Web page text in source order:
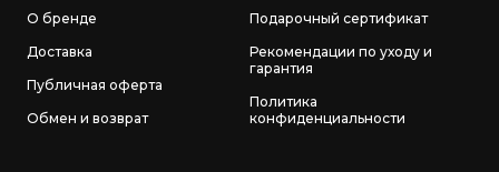
О бренде
Доставка
Публичная оферта
Обмен и возврат
Подарочный сертификат
Рекомендации по уходу и
гарантия
Политика
конфиденциальности